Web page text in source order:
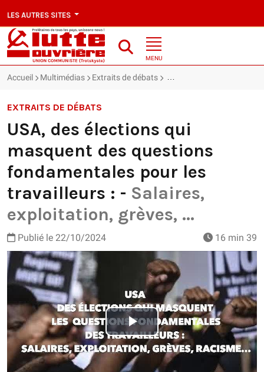
LES AUTRES SITES
MENU
Accueil Multimédias Extraits de débats USA, des élections qui
EXTRAITS DE DÉBATS
USA, des élections qui
masquent des questions
fondamentales pour les
travailleurs : - Salaires,
exploitation, grèves, ...
Publié le 22/10/2024 16 min 39
Play
Video